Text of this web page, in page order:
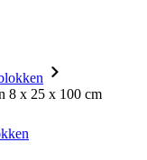
8 x 25 x 100 cm